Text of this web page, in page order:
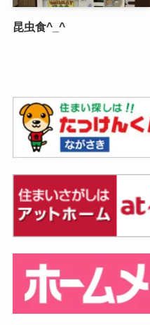
昆虫食^_^